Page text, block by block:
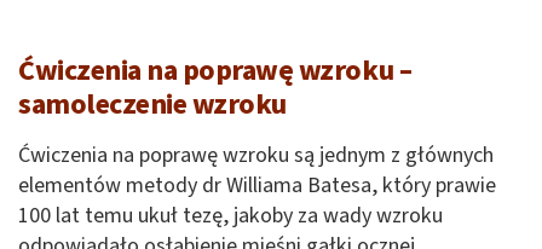
Ćwiczenia na poprawę wzroku –
samoleczenie wzroku
Ćwiczenia na poprawę wzroku są jednym z głównych
elementów metody dr Williama Batesa, który prawie
100 lat temu ukuł tezę, jakoby za wady wzroku